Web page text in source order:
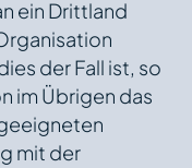
ein Drittland
der Fall ist, so
im Übrigen das
mit der